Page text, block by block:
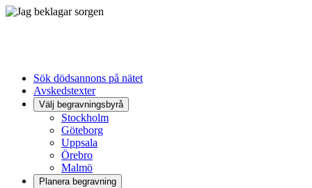
Sök dödsannons på nätet
Avskedstexter
Välj begravningsbyrå
Stockholm
Göteborg
Uppsala
Örebro
Malmö
Planera begravning